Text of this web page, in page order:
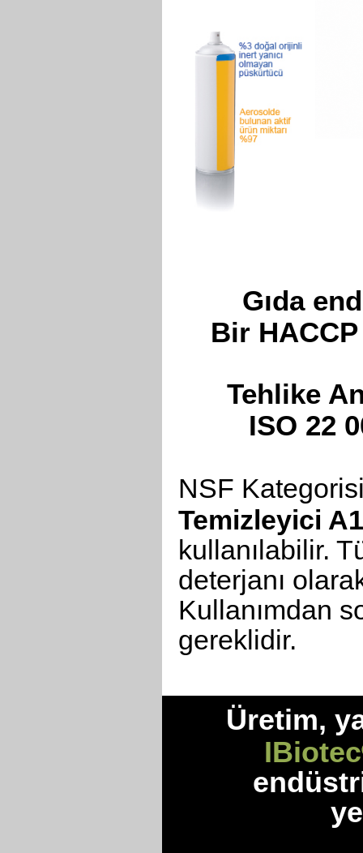
Gıda
Bir
Tehlike
ISO 22
NSF
Temizleyici A1
kullanılabilir.
deterjanı
Kullanımdan
gereklidir.
Üretim,
IBiotec